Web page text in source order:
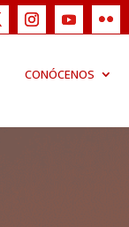
CONÓCENOS